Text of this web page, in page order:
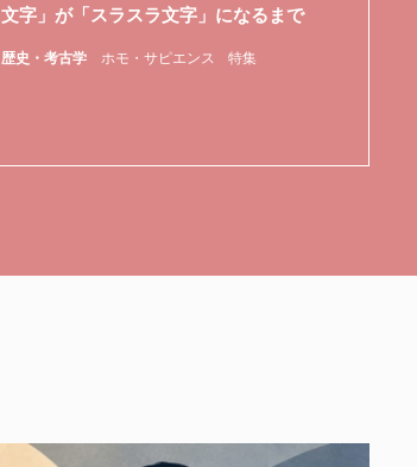
歴史・考古学 ホモ・サピエンス 特集
文字」が「スラスラ文字」になるまで